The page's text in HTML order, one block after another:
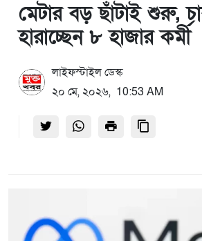
মেটার বড় ছাঁটাই শুরু,
হারাচ্ছেন ৮ হাজার কর্মী
লাইফস্টাইল ডেস্ক
২০ মে, ২০২৬, 10:53 AM